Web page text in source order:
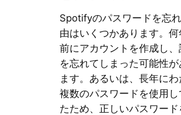
Spotifyのパスワードを忘
由はいくつかあります。何
前にアカウントを作成し、
を忘れてしまった可能性が
ます。あるいは、長年にわ
複数のパスワードを使用し
たため、正しいパスワード